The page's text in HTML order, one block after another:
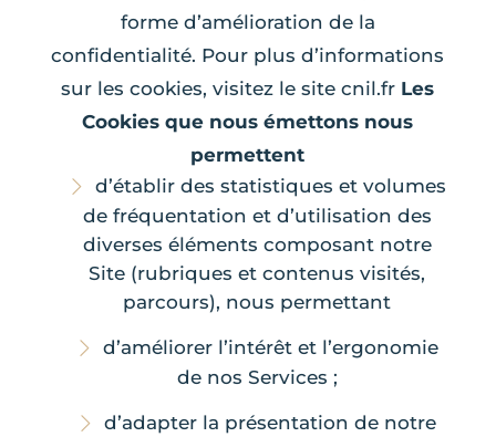
forme d’amélioration de la
confidentialité. Pour plus d’informations
sur les cookies, visitez le site cnil.fr Les
Cookies que nous émettons nous
permettent
d’établir des statistiques et volumes
de fréquentation et d’utilisation des
diverses éléments composant notre
Site (rubriques et contenus visités,
parcours), nous permettant
d’améliorer l’intérêt et l’ergonomie
de nos Services ;
d’adapter la présentation de notre